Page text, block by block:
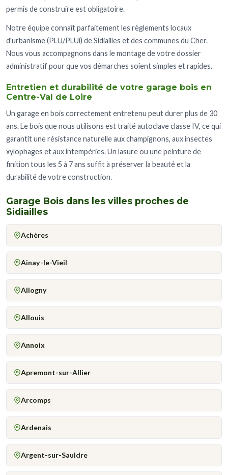
permis de construire est obligatoire.
Notre équipe connaît parfaitement les règlements locaux
d'urbanisme (PLU/PLUi) de Sidiailles et des communes du Cher.
Nous vous accompagnons dans le montage de votre dossier
administratif pour que vos démarches soient simples et rapides.
Entretien et durabilité de votre garage bois en
Centre-Val de Loire
Un garage en bois correctement entretenu peut durer plus de 30
ans. Le bois que nous utilisons est traité autoclave classe IV, ce qui
garantit une résistance naturelle aux champignons, aux insectes
xylophages et aux intempéries. Un lasure ou une peinture de
finition tous les 5 à 7 ans suffit à préserver la beauté et la
durabilité de votre construction.
Garage Bois dans les villes proches de
Sidiailles
Achères
Ainay-le-Vieil
Allogny
Allouis
Annoix
Apremont-sur-Allier
Arcomps
Ardenais
Argent-sur-Sauldre